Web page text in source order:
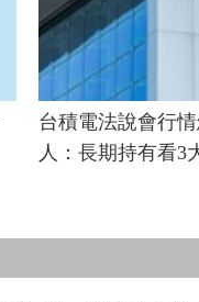
台積電法說會行
人：長期持有看3